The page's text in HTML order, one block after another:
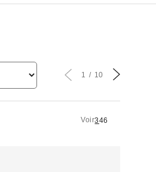
Voir346
1 10